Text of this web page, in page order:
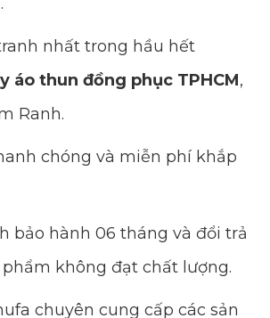
nhất trong hầu hết
áo thun đồng phục TPHCM,
Ranh.
chóng và miễn phí khắp
bảo hành 06 tháng và đổi trả
không đạt chất lượng.
chuyên cung cấp các sản